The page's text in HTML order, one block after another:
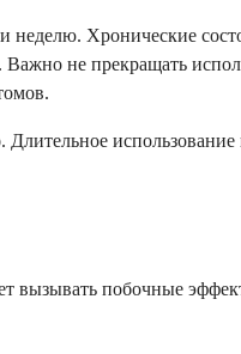
Хронические
не прекращать
Длительное
вызывать побочные